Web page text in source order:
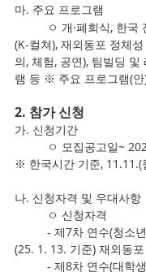
마. 주요 프로그램
(K-컬쳐), 재외동포 정체
의, 체험, 공연), 팀빌딩 및
램 등 ※ 주요 프로그램(안
2. 참가 신청
가. 신청기간
※ 한국시간 기준, 11.11.(
나. 신청자격 및 우대사항
	ㅇ 신청자격
(25. 1. 13. 기준) 재외동